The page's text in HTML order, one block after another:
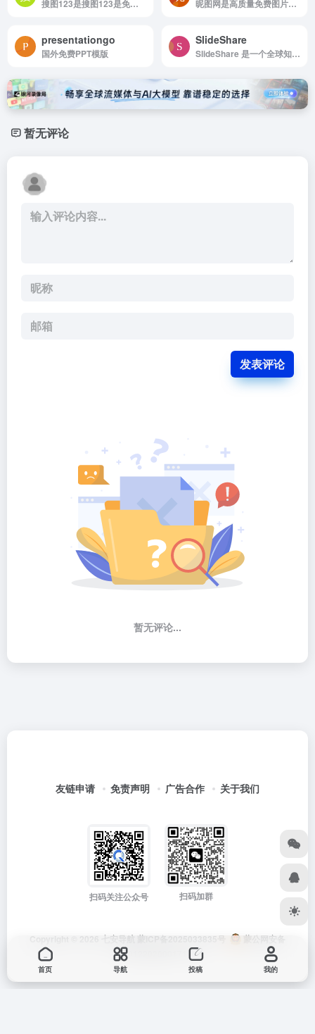
搜图123是搜图123是免费图片素材下载网站！ 昵图网是高质量免费图片下载的网站
presentationgo
国外免费PPT模版
SlideShare
SlideShare 是一个全球知名的在线幻灯片分享平台，其主要功能是允许用户上传、存储、分享和发现各种格式的演示文稿、文档和信息图。
暂无评论
发表评论
暂无评论...
友链申请 免责声明 广告合作 关于我们
扫码关注公众号 扫码加群
Copyright © 2026 七安导航 蒙ICP备2025033835号
蒙公网安备
15012202000171号
首页 导航 投稿 我的